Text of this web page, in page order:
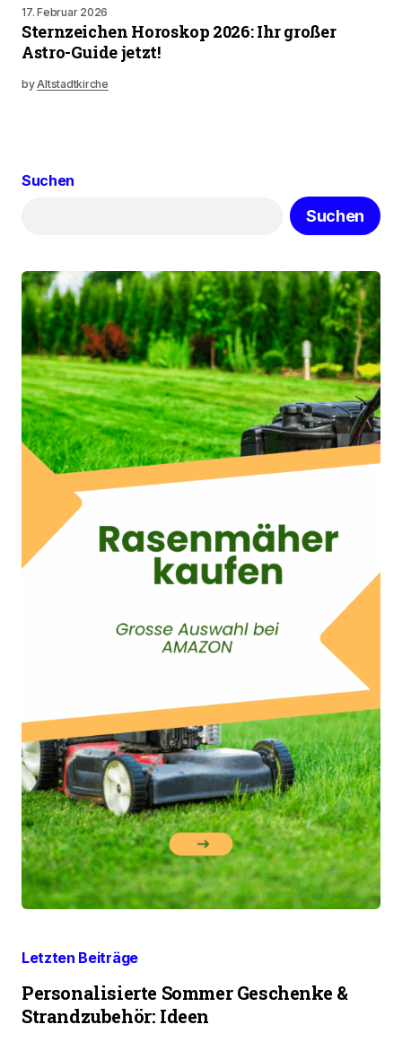
17. Februar 2026
Sternzeichen Horoskop 2026: Ihr großer
Astro-Guide jetzt!
byAltstadtkirche
Suchen
Suchen
Letzten Beiträge
Personalisierte Sommer Geschenke &
Strandzubehör: Ideen